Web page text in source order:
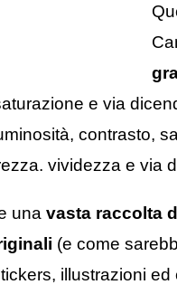
e via
contrasto,
vividezza e via
una vasta raccolta
(e come
illustrazioni